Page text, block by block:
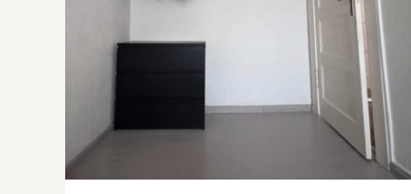
Wenn Verzicht zur Entscheidung wird